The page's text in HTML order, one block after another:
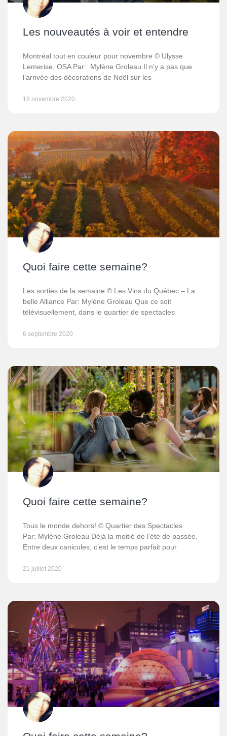
Les nouveautés à voir et entendre
Montréal tout en couleur pour novembre © Ulysse
Lemerise, OSA Par: Mylène Groleau Il n’y a pas que
l’arrivée des décorations de Noël sur les
18 novembre 2020
Quoi faire cette semaine?
Les sorties de la semaine © Les Vins du Québec – La
belle Alliance Par: Mylène Groleau Que ce soit
télévisuellement, dans le quartier de spectacles
6 septembre 2020
Quoi faire cette semaine?
Tous le monde dehors! © Quartier des Spectacles
Par: Mylène Groleau Déjà la moitié de l’été de passée.
Entre deux canicules, c’est le temps parfait pour
21 juillet 2020